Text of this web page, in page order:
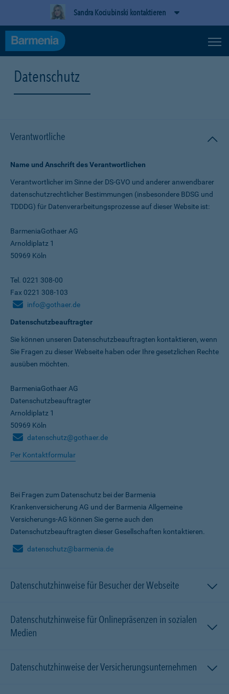
Sandra Kociubinski kontaktieren
Datenschutz
Verantwortliche
Name und Anschrift des Verantwortlichen
Verantwortlicher im Sinne der DS-GVO und anderer anwendbarer
datenschutz­rechtlicher Bestimmungen (insbesondere BDSG und
TDDDG) für Daten­verarbeitungs­prozesse auf dieser Website ist:
BarmeniaGothaer AG
Arnoldiplatz 1
50969 Köln
Tel. 0221 308-00
Fax 0221 308-103
info@gothaer.de
Datenschutzbeauftragter
Sie können unseren Datenschutz­beauftragten kontaktieren, wenn
Sie Fragen zu dieser Webseite haben oder Ihre gesetzlichen Rechte
ausüben möchten.
BarmeniaGothaer AG
Datenschutzbeauftragter
Arnoldiplatz 1
50969 Köln
datenschutz@gothaer.de
Per Kontaktformular
Bei Fragen zum Datenschutz bei der Barmenia
Krankenversicherung AG und der Barmenia Allgemeine
Versicherungs-AG können Sie gerne auch den
Datenschutzbeauftragten dieser Gesellschaften kontaktieren.
datenschutz@barmenia.de
Datenschutzhinweise für Besucher der Webseite
Datenschutzhinweise für Onlinepräsenzen in sozialen
Medien
Datenschutzhinweise der Versicherungsunternehmen